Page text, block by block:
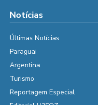
Notícias
Últimas Notícias
Paraguai
Argentina
Turismo
Reportagem Especial